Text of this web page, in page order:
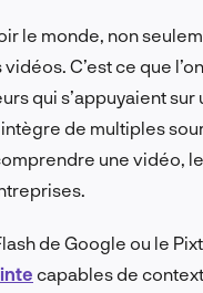
le monde, non
C’est ce que
qui s’appuyaient
de multiples
une vidéo,
de Google ou le
capables de